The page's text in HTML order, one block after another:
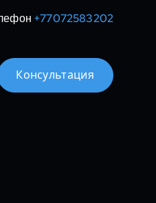
+77072583202